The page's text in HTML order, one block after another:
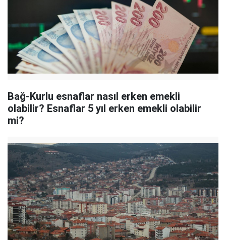
Bağ-Kurlu esnaflar nasıl erken emekli
olabilir? Esnaflar 5 yıl erken emekli olabilir
mi?